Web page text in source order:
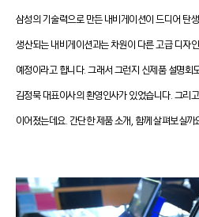
삼성의 기술력으로 만든 내비게이션이 드디어 탄
생산되는 내비게이션과는 차원이 다른 고급 디자
예정이라고 합니다. 그래서 그런지 신제품 설명회
김정묵 대표이사의 환영인사가 있었습니다. 그리
이어졌는데요. 간단한 제품 소개, 함께 살펴보실까